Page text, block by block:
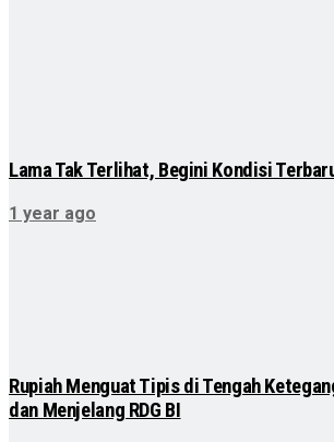
Lama Tak Terlihat, Begini Kondisi
1 year ago
Rupiah Menguat Tipis di Tengah
dan Menjelang RDG BI